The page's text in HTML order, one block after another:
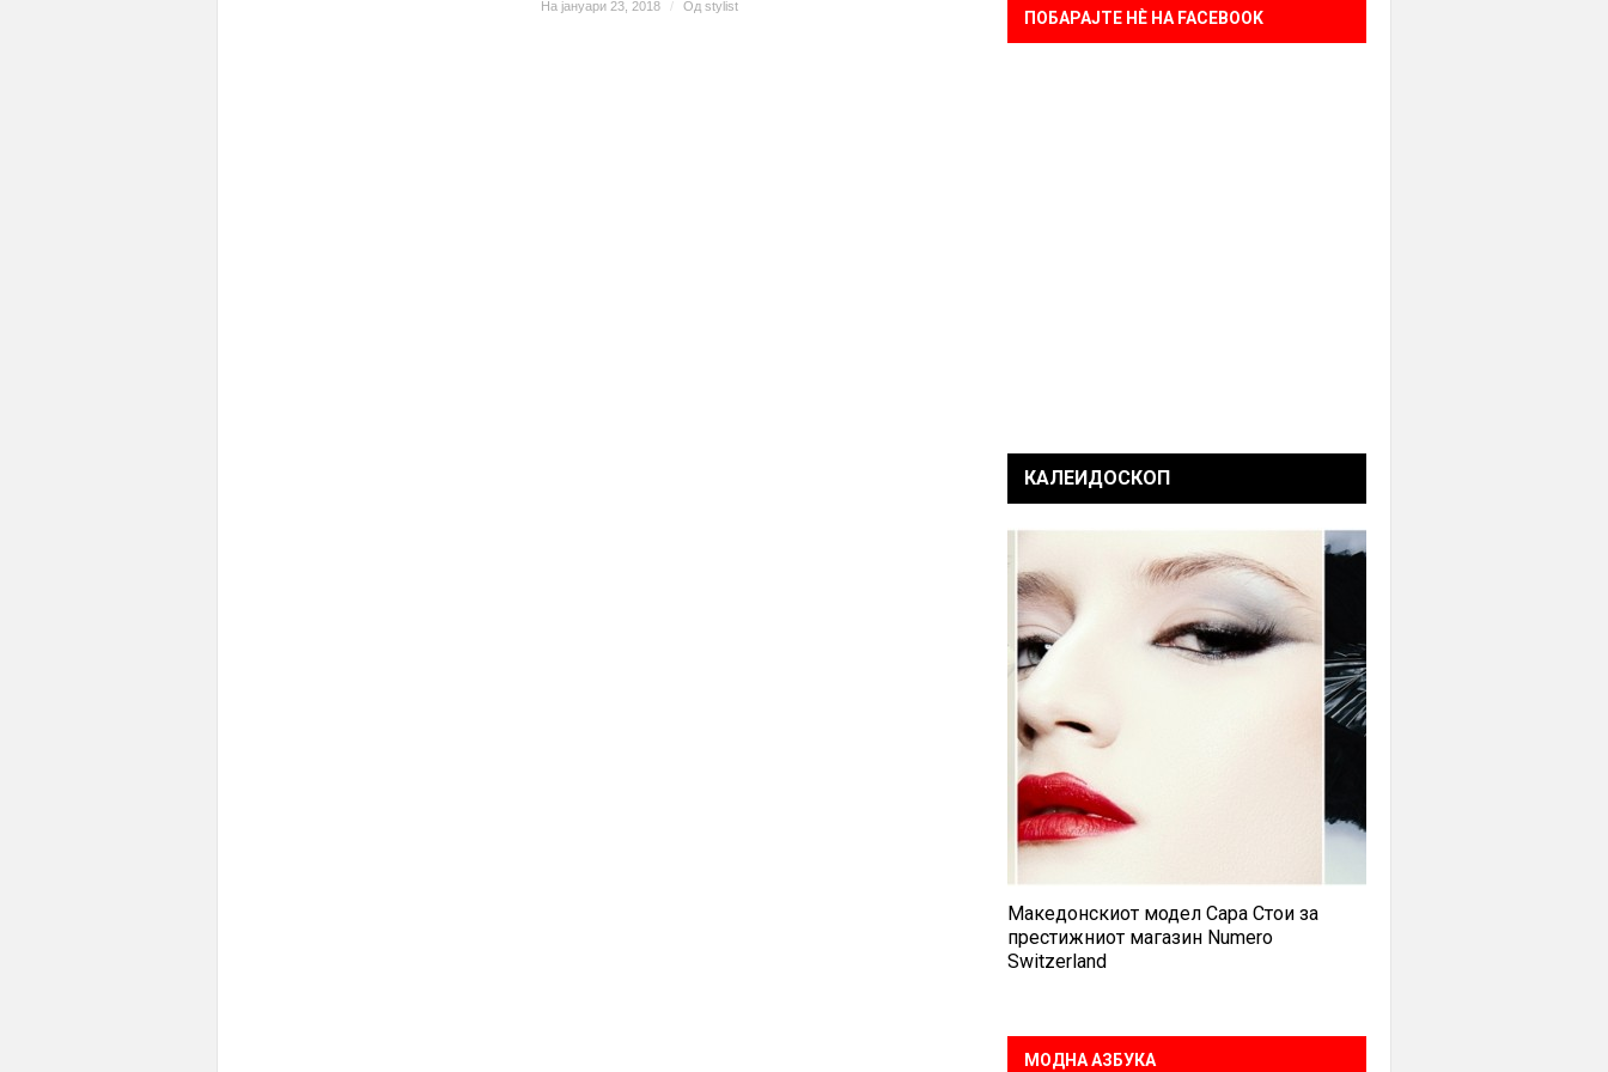
На јануари 23, 2018 / Од stylist
ПОБАРАЈТЕ НÈ НА FACEBOOK
КАЛЕИДОСКОП
Македонскиот модел Сара Стои за
престижниот магазин Numero
Switzerland
МОДНА АЗБУКА